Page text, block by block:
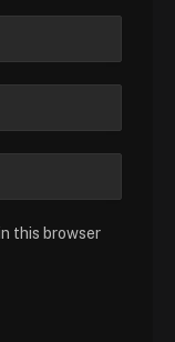
this browser